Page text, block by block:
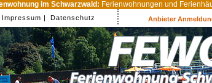
im Schwarzwald: Ferienwohnungen und
Impressum | Datenschutz Anbieter